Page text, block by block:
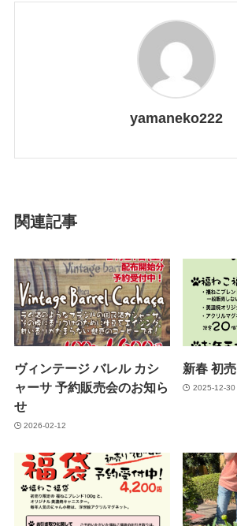
yamaneko222
関連記事
ヴィンテージ バレル カシ
ャーサ 予約販売会のお知ら
せ
2026-02-12
新春 初
2025-12-30